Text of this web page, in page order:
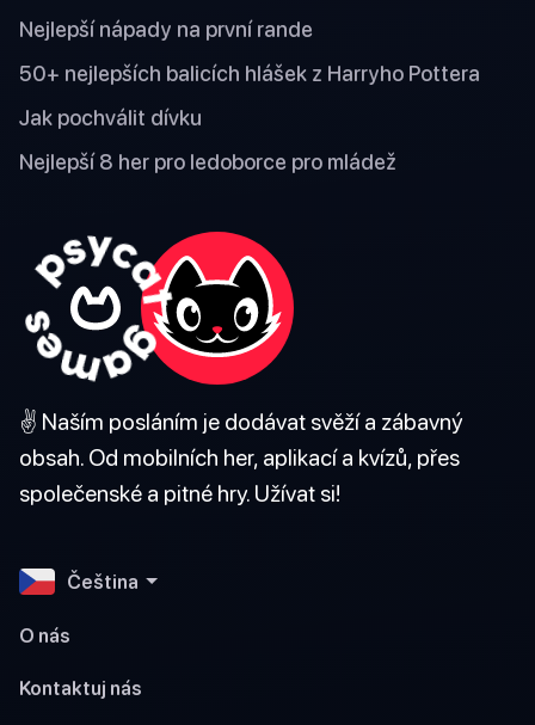
Nejlepší nápady na první rande
50+ nejlepších balicích hlášek z Harryho Pottera
Jak pochválit dívku
Nejlepší 8 her pro ledoborce pro mládež
✌️ Naším posláním je dodávat svěží a zábavný
obsah. Od mobilních her, aplikací a kvízů, přes
společenské a pitné hry. Užívat si!
Čeština
O nás
Kontaktuj nás